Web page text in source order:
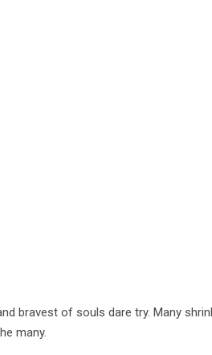
bravest of souls dare try. Many
many.